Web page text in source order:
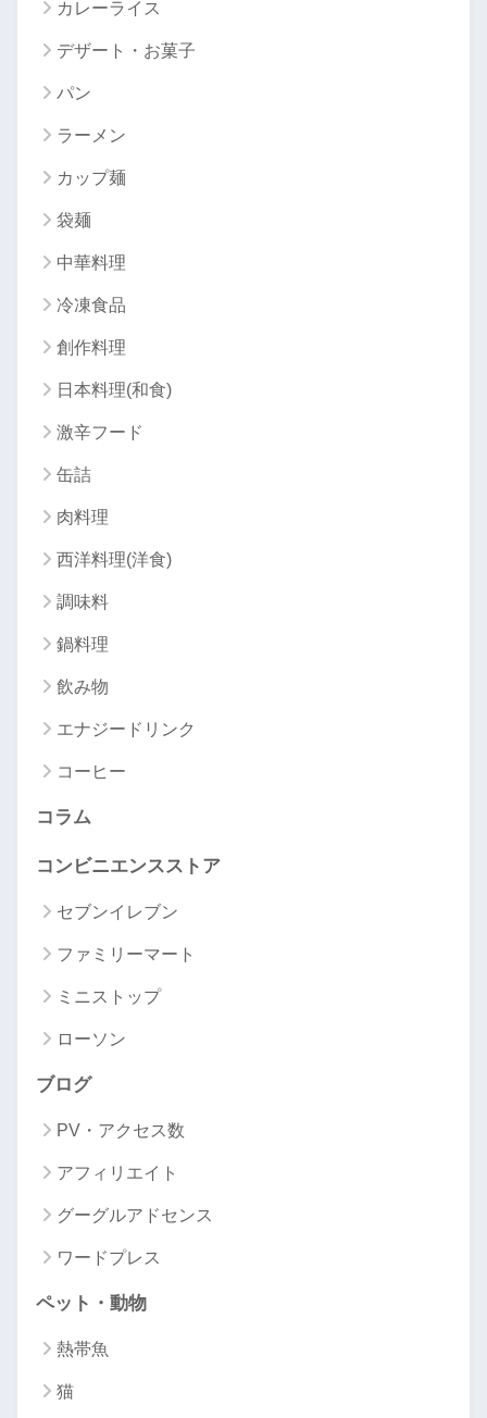
カレーライス
デザート・お菓子
パン
ラーメン
カップ麺
袋麺
中華料理
冷凍食品
創作料理
日本料理(和食)
激辛フード
缶詰
肉料理
西洋料理(洋食)
調味料
鍋料理
飲み物
エナジードリンク
コーヒー
コラム
コンビニエンスストア
セブンイレブン
ファミリーマート
ミニストップ
ローソン
ブログ
PV・アクセス数
アフィリエイト
グーグルアドセンス
ワードプレス
ペット・動物
熱帯魚
猫